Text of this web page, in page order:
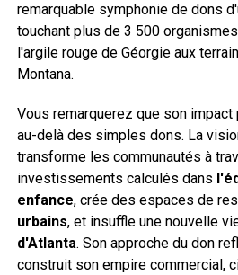
remarquable symphonie de dons
touchant plus de 3 500
l'argile rouge de Géorgie aux
Montana.
Vous remarquerez que son impact
au-delà des simples dons. La
transforme les communautés à
investissements calculés dans
enfance, crée des espaces de
urbains, et insuffle une nouvelle
d'Atlanta. Son approche du don
construit son empire commercial,